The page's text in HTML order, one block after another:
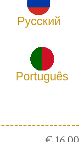
Русский
Português